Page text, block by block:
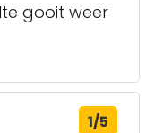
gooit weer
1/5